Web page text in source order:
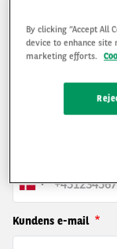
Kundens
Kundens e-mail
By clicking “Accept All
device to enhance site
marketing efforts.